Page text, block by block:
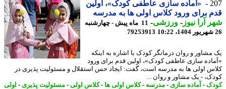
«آماده سازی عاطفی کودک»، اولین
برای ورود کلاس اولی ها به مدرسه
آرا نیوز-ورزشی-
11 ماه پیش - چهارشنبه
79253913
و روان درمانگر کودک با اشاره به اینکه
سازی عاطفی کودک»، اولین قدم برای ورود
اولی ها به مدرسه است، گفت: ایجاد حس استقلال و مسئولیت پذیری در
- یک مشاور و روان ...
-آماده سازی- مدرسه-کلاس اولی ها- کلاس اولی -مسئولیت پذیری- اولی